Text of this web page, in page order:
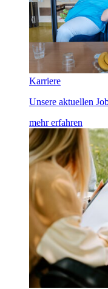
Karriere
Unsere aktuellen
mehr erfahren